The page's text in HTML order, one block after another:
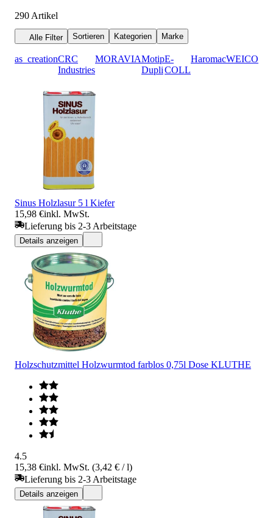
290 Artikel
Alle Filter Sortieren Kategorien Marke
as_creationCRC
Industries
MORAVIAMotip
Dupli
E-
COLL
HaromacWEICON
Sinus Holzlasur 5 l Kiefer
15,98 €inkl. MwSt.
Lieferung bis 2-3 Arbeitstage
Details anzeigen
Holzschutzmittel Holzwurmtod farblos 0,75l Dose KLUTHE
4.5
15,38 €inkl. MwSt. (3,42 € / l)
Lieferung bis 2-3 Arbeitstage
Details anzeigen